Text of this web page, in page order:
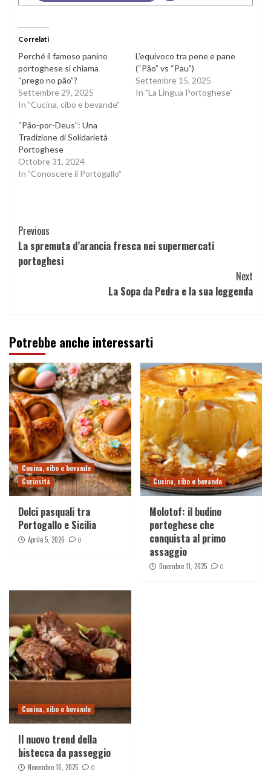
Correlati
Perché il famoso panino
portoghese si chiama
“prego no pão”?
Settembre 29, 2025
In "Cucina, cibo e bevande"
L’equivoco tra pene e pane
(“Pão” vs “Pau”)
Settembre 15, 2025
In "La Lingua Portoghese"
“Pão-por-Deus”: Una
Tradizione di Solidarietà
Portoghese
Ottobre 31, 2024
In "Conoscere il Portogallo"
Continue
Reading
Previous
La spremuta d’arancia fresca nei supermercati
portoghesi
Next
La Sopa da Pedra e la sua leggenda
Potrebbe anche interessarti
Cucina, cibo e bevande
Curiosità
Dolci pasquali tra
Portogallo e Sicilia
Aprile 5, 2026 0
Cucina, cibo e bevande
Molotof: il budino
portoghese che
conquista al primo
assaggio
Dicembre 11, 2025 0
Cucina, cibo e bevande
Il nuovo trend della
bistecca da passeggio
Novembre 16, 2025 0